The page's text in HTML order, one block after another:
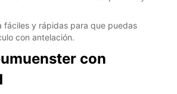
fáciles y rápidas para que puedas
con antelación.
con